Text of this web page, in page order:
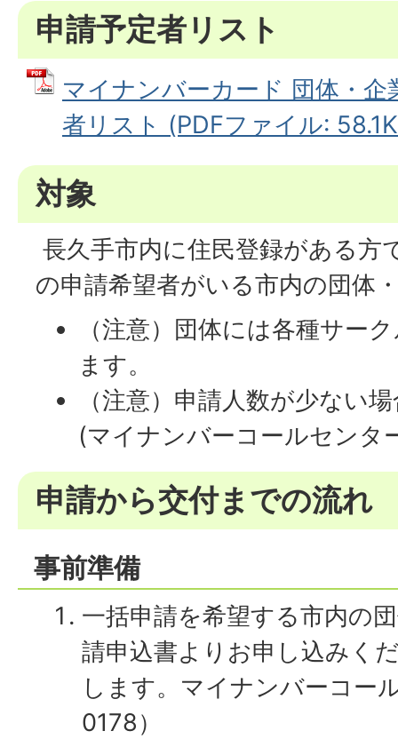
申請予定者リスト
マイナンバーカード 団体・企
者リスト (PDFファイル:
対象
長久手市内に住民登録がある方
の申請希望者がいる市内の団体
（注意）団体には各種サー
ます。
（注意）申請人数が少ない
(マイナンバーコールセン
申請から交付までの流れ
事前準備
一括申請を希望する市内の
請申込書よりお申し込みく
します。マイナンバーコー
0178）